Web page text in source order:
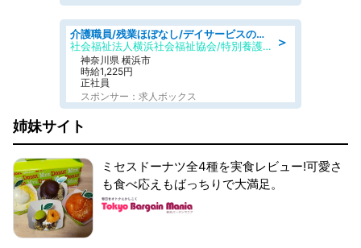
＞
介護職員/残業ほぼなし/デイサービスの介護職/日勤のみ
社会福祉法人横浜社会福祉協会/特別養護老人ホーム 南太田ホーム
神奈川県 横浜市
時給1,225円
正社員
スポンサー：求人ボックス
姉妹サイト
ミセスドーナツ全4種を実食レビュー!可愛さ
も食べ応えもばっちりで大満足。